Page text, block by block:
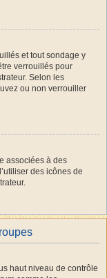
et tout sondage y
verrouillés pour
Selon les
ou non verrouiller
associées à des
des icônes de
haut niveau de contrôle